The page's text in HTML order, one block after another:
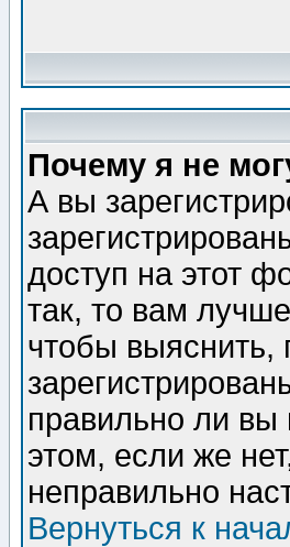
Почему я не
А вы
доступ на этот
так, то вам
чтобы
правильно ли
этом, если же
неправильно
Вернуться к